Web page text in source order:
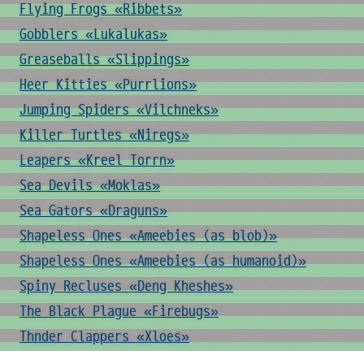
Flying Frogs «Ribbets»
Gobblers «Lukalukas»
Greaseballs «Slippings»
Heer Kitties «Purrlions»
Jumping Spiders «Vilchneks»
Killer Turtles «Niregs»
Leapers «Kreel Torrn»
Sea Devils «Moklas»
Sea Gators «Draguns»
Shapeless Ones «Ameebies (as blob)»
Shapeless Ones «Ameebies (as humanoid)»
Spiny Recluses «Deng Kheshes»
The Black Plague «Firebugs»
Thnder Clappers «Xloes»